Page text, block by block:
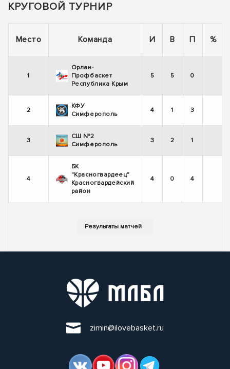
КРУГОВОЙ ТУРНИР
Место Команда И В П %
1
Орлан-
Профбаскет
Республика Крым
5 5 0
2
КФУ
Симферополь
4 1 3
3
СШ №2
Симферополь
3 2 1
4
БК
"Красногвардеец"
Красногвардейский
район
4 0 4
zimin@ilovebasket.ru